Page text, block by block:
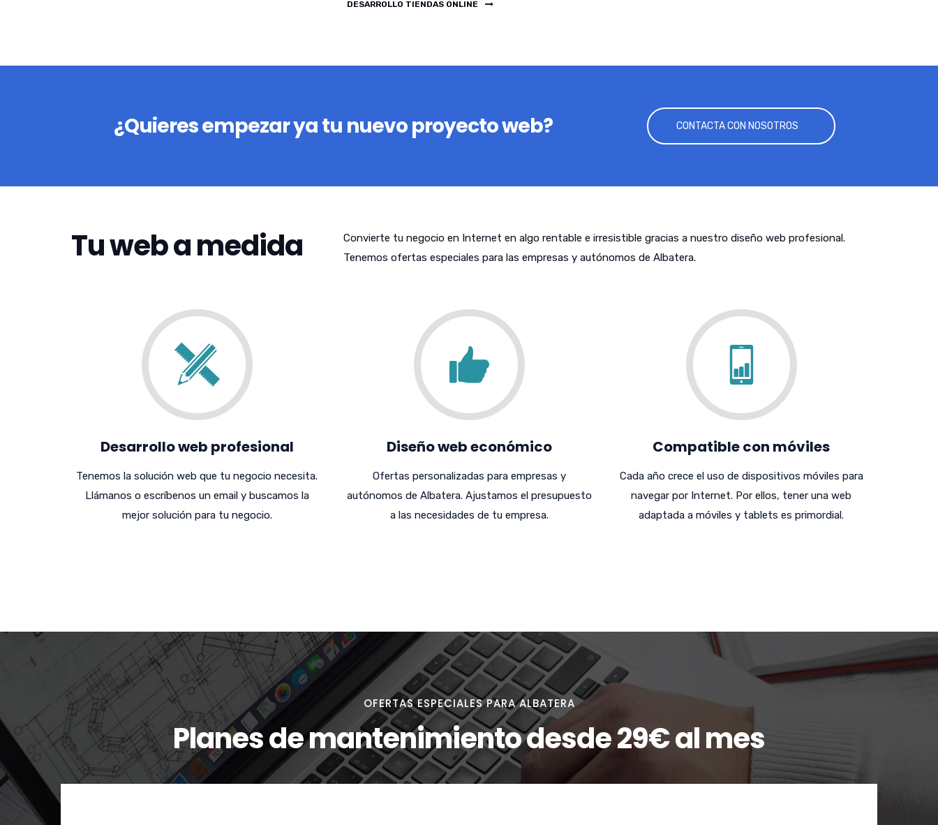
DESARROLLO TIENDAS ONLINE
¿Quieres empezar ya tu nuevo proyecto web? CONTACTA CON NOSOTROS
Tu web a medida
Convierte tu negocio en Internet en algo rentable e irresistible gracias a nuestro diseño web profesional.
Tenemos ofertas especiales para las empresas y autónomos de Albatera.
Desarrollo web profesional
Tenemos la solución web que tu negocio necesita.
Llámanos o escríbenos un email y buscamos la
mejor solución para tu negocio.
Diseño web económico
Ofertas personalizadas para empresas y
autónomos de Albatera. Ajustamos el presupuesto
a las necesidades de tu empresa.
Compatible con móviles
Cada año crece el uso de dispositivos móviles para
navegar por Internet. Por ellos, tener una web
adaptada a móviles y tablets es primordial.
OFERTAS ESPECIALES PARA ALBATERA
Planes de mantenimiento desde 29€ al mes